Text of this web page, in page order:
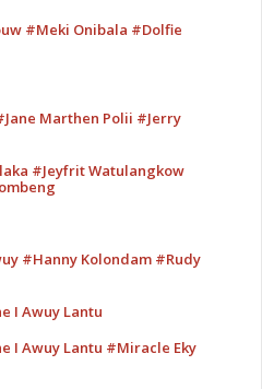
#Meki Onibala #Dolfie
Marthen Polii #Jerry
#Jeyfrit Watulangkow
#Hanny Kolondam #Rudy
I Awuy Lantu
I Awuy Lantu #Miracle Eky